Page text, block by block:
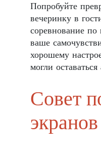
Попробуйте
вечеринку в
соревнование
ваше
хорошему
могли
Совет